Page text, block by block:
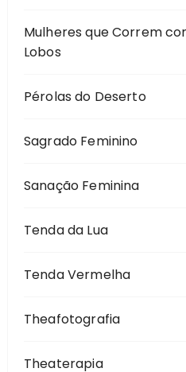
Mulheres que Correm
Lobos
Pérolas do Deserto
Sagrado Feminino
Sanação Feminina
Tenda da Lua
Tenda Vermelha
Theafotografia
Theaterapia